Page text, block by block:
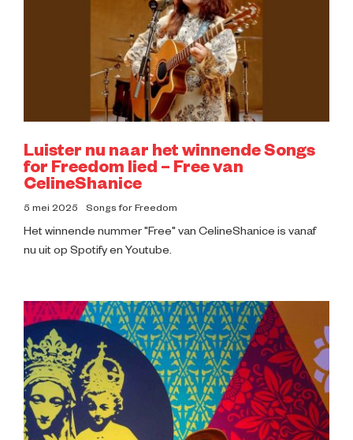
Luister nu naar het winnende Songs
for Freedom lied – Free van
CelineShanice
5 mei 2025 Songs for Freedom
Het winnende nummer "Free" van CelineShanice is vanaf
nu uit op Spotify en Youtube.